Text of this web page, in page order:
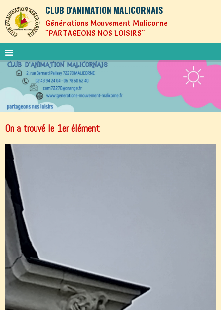
CLUB D'ANIMATION MALICORNAIS
Générations Mouvement Malicorne
"PARTAGEONS NOS LOISIRS"
On a trouvé le 1er élément